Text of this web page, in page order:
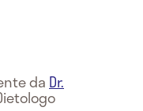
da Dr.